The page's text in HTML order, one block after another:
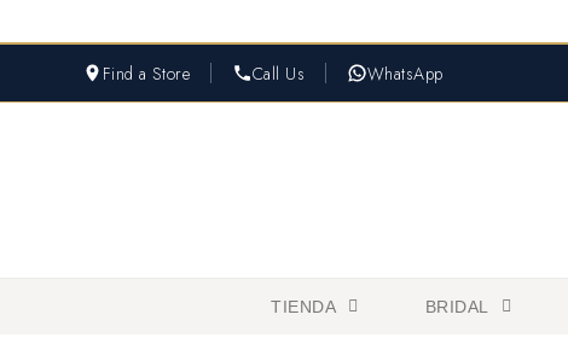
Find a Store Call Us WhatsApp
TIENDA BRIDAL